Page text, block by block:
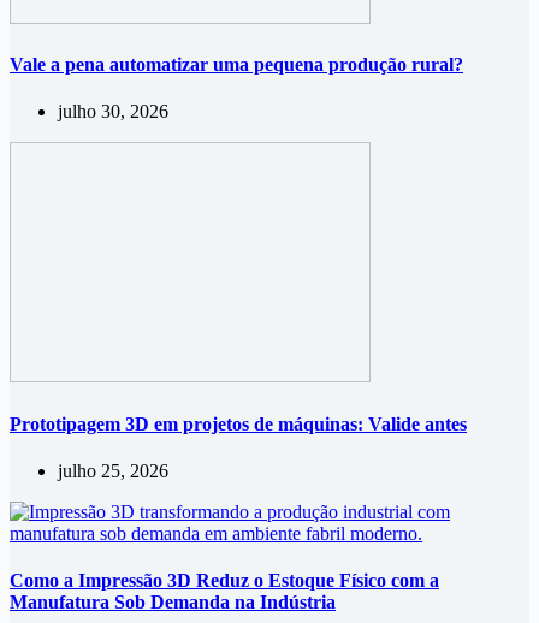
Vale a pena automatizar uma pequena produção rural?
julho 30, 2026
Prototipagem 3D em projetos de máquinas: Valide antes
julho 25, 2026
Como a Impressão 3D Reduz o Estoque Físico com a
Manufatura Sob Demanda na Indústria